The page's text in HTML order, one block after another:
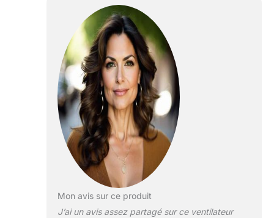
rapidement dans l'environnement à
haute température de l'été, ce qui
rend votre peau fraîche. Remarque : si
le ventilateur de brume émet un bruit
de grincement très fort et qu'il ne
semble pas pulvériser de l'eau hors
du brumisateur. Ce problème se
produit lorsque la batterie du
ventilateur est faible, il suffit de le
brancher pour le recharger. Seau à
eau de 6 L : le ventilateur brumisateur
portable rechargeable est livré avec
un seau d'eau de 6 L, la conception
de grande capacité vous permet de
l'utiliser pendant 4 à 7 heures sans le
remplir. Lorsqu'il n'est pas utilisé, le
ventilateur brumisateur portable peut
Mon avis sur ce produit
J’ai un avis assez partagé sur ce ventilateur